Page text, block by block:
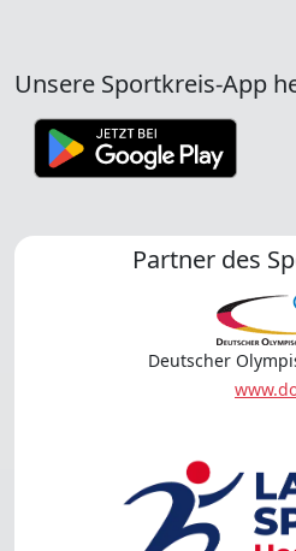
Unsere Sportkreis-App
Partner des
Deutscher